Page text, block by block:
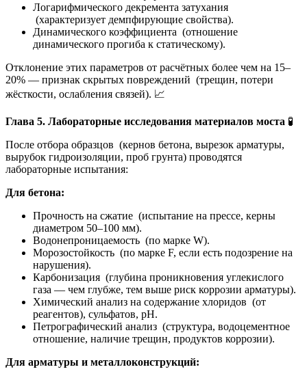
Логарифмического декремента затухания
(характеризует демпфирующие свойства).
Динамического коэффициента (отношение
динамического прогиба к статическому).
Отклонение этих параметров от расчётных более чем на 15–
20% — признак скрытых повреждений (трещин, потери
жёсткости, ослабления связей). 📈
Глава 5. Лабораторные исследования материалов моста 🧪
После отбора образцов (кернов бетона, вырезок арматуры,
вырубок гидроизоляции, проб грунта) проводятся
лабораторные испытания:
Для бетона:
Прочность на сжатие (испытание на прессе, керны
диаметром 50–100 мм).
Водонепроницаемость (по марке W).
Морозостойкость (по марке F, если есть подозрение на
нарушения).
Карбонизация (глубина проникновения углекислого
газа — чем глубже, тем выше риск коррозии арматуры).
Химический анализ на содержание хлоридов (от
реагентов), сульфатов, pH.
Петрографический анализ (структура, водоцементное
отношение, наличие трещин, продуктов коррозии).
Для арматуры и металлоконструкций: